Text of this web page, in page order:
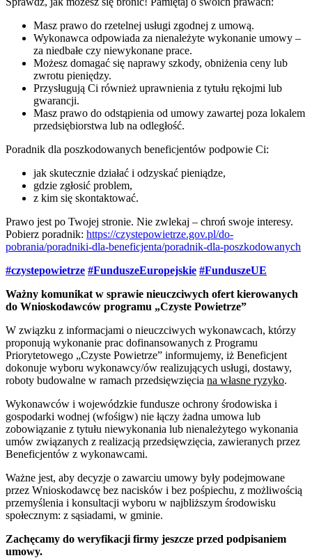
Masz prawo do rzetelnej usługi zgodnej z umową.
Wykonawca odpowiada za nienależyte wykonanie umowy –
za niedbałe czy niewykonane prace.
Możesz domagać się naprawy szkody, obniżenia ceny lub
zwrotu pieniędzy.
Przysługują Ci również uprawnienia z tytułu rękojmi lub
gwarancji.
Masz prawo do odstąpienia od umowy zawartej poza lokalem
przedsiębiorstwa lub na odległość.
Poradnik dla poszkodowanych beneficjentów podpowie Ci:
jak skutecznie działać i odzyskać pieniądze,
gdzie zgłosić problem,
z kim się skontaktować.
Prawo jest po Twojej stronie. Nie zwlekaj – chroń swoje interesy.
Pobierz poradnik: https://czystepowietrze.gov.pl/do-
pobrania/poradniki-dla-beneficjenta/poradnik-dla-poszkodowanych
#czystepowietrze #FunduszeEuropejskie #FunduszeUE
Ważny komunikat w sprawie nieuczciwych ofert kierowanych
do Wnioskodawców programu „Czyste Powietrze”
W związku z informacjami o nieuczciwych wykonawcach, którzy
proponują wykonanie prac dofinansowanych z Programu
Priorytetowego „Czyste Powietrze” informujemy, iż Beneficjent
dokonuje wyboru wykonawcy/ów realizujących usługi, dostawy,
roboty budowalne w ramach przedsięwzięcia na własne ryzyko.
Wykonawców i wojewódzkie fundusze ochrony środowiska i
gospodarki wodnej (wfośigw) nie łączy żadna umowa lub
zobowiązanie z tytułu niewykonania lub nienależytego wykonania
umów związanych z realizacją przedsięwzięcia, zawieranych przez
Beneficjentów z wykonawcami.
Ważne jest, aby decyzje o zawarciu umowy były podejmowane
przez Wnioskodawcę bez nacisków i bez pośpiechu, z możliwością
przemyślenia i konsultacji wyboru w najbliższym środowisku
społecznym: z sąsiadami, w gminie.
Zachęcamy do weryfikacji firmy jeszcze przed podpisaniem
umowy.